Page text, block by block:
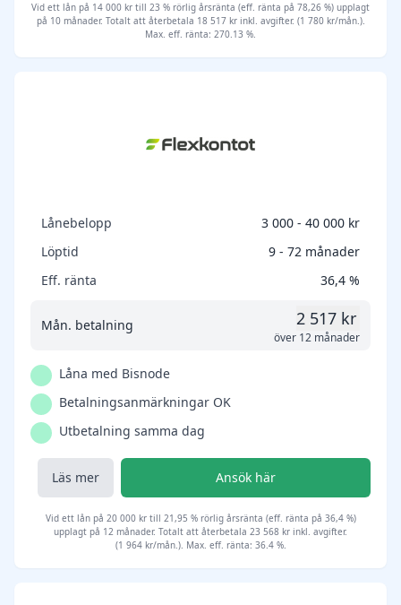
Vid ett lån på 14 000 kr till 23 % rörlig årsränta (eff. ränta på 78,26 %) upplagt
på 10 månader. Totalt att återbetala 18 517 kr inkl. avgifter. (1 780 kr/mån.).
Max. eff. ränta: 270.13 %.
Lånebelopp
3 000 - 40 000 kr
Löptid
9 - 72 månader
Eff. ränta
36,4 %
Mån. betalning 2 517 kr
över 12 månader
Låna med Bisnode
Betalningsanmärkningar OK
Utbetalning samma dag
Läs mer Ansök här
Vid ett lån på 20 000 kr till 21,95 % rörlig årsränta (eff. ränta på 36,4 %)
upplagt på 12 månader. Totalt att återbetala 23 568 kr inkl. avgifter.
(1 964 kr/mån.). Max. eff. ränta: 36.4 %.